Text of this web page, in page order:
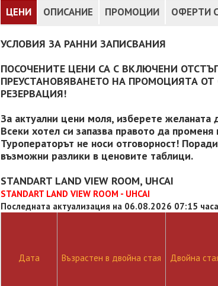
ЦЕНИ ОПИСАНИЕ ПРОМОЦИИ ОФЕРТИ
УСЛОВИЯ ЗА РАННИ ЗАПИСВАНИЯ
ПОСОЧЕНИТЕ ЦЕНИ СА С ВКЛЮЧЕНИ
ПРЕУСТАНОВЯВАНЕТО НА ПРОМОЦИЯТА
РЕЗЕРВАЦИЯ!
За актуални цени моля, изберете желаната
Всеки хотел си запазва правото да
Туроператорът не носи отговорност!
възможни разлики в ценовите таблици.
STANDART LAND VIEW ROOM, UHCAI
STANDART LAND VIEW ROOM - UHCAI
Последната актуализация на 06.08.2026 07:15 часа
Дата Възрастен в двойна стая Двойна